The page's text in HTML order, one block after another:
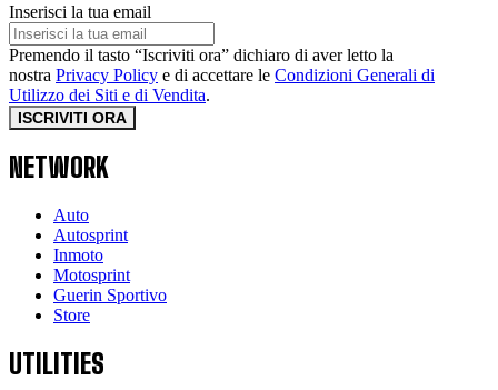
Inserisci la tua email
Premendo il tasto “Iscriviti ora” dichiaro di aver letto la
nostra Privacy Policy e di accettare le Condizioni Generali di
Utilizzo dei Siti e di Vendita.
ISCRIVITI ORA
NETWORK
Auto
Autosprint
Inmoto
Motosprint
Guerin Sportivo
Store
UTILITIES